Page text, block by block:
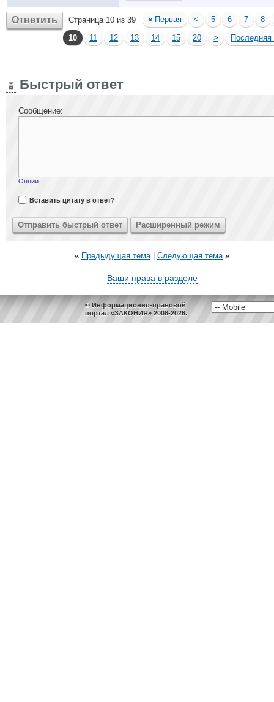
Ответить Страница 10 из 39 « Первая < 5 6 7
8
10
11 12 13 14 15 20 > Последняя
Быстрый ответ
Сообщение:
Опции
Вставить цитату в ответ?
« Предыдущая тема| Следующая тема »
Ваши права в разделе
© Информационно-правовой
портал «ЗАКОНИЯ» 2008-2026.